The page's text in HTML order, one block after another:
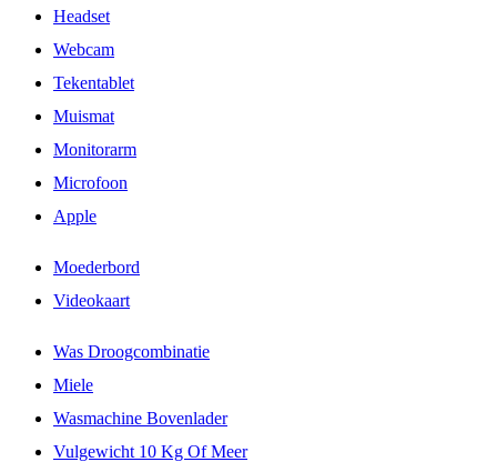
Headset
Webcam
Tekentablet
Muismat
Monitorarm
Microfoon
Apple
Moederbord
Videokaart
Was Droogcombinatie
Miele
Wasmachine Bovenlader
Vulgewicht 10 Kg Of Meer